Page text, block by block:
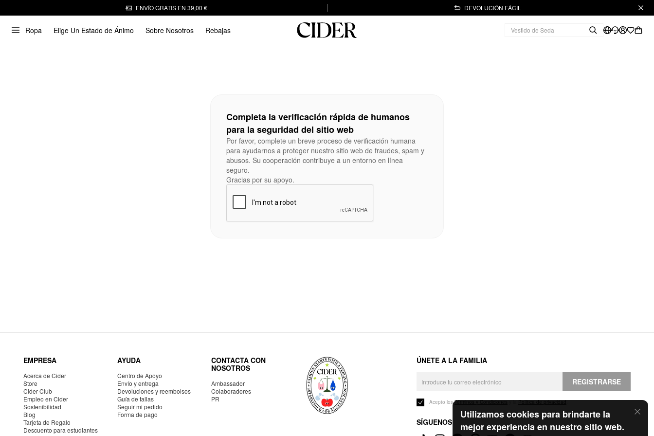
ENVÍO GRATIS EN 39,00 € DEVOLUCIÓN FÁCIL
Ropa Elige Un Estado de Ánimo Sobre Nosotros Rebajas
Utilizamos cookies para brindarte la
mejor experiencia en nuestro sitio web.
Completa la verificación rápida de humanos
para la seguridad del sitio web
Por favor, complete un breve proceso de verificación humana
para ayudarnos a proteger nuestro sitio web de fraudes, spam y
abusos. Su cooperación contribuye a un entorno en línea
seguro.
Gracias por su apoyo.
EMPRESA
Acerca de Cider
Store
Cider Club
Empleo en Cider
Sostenibilidad
Blog
Tarjeta de Regalo
Descuento para estudiantes
AYUDA
Centro de Apoyo
Envío y entrega
Devoluciones y reembolsos
Guía de tallas
Seguir mi pedido
Forma de pago
CONTACTA CON
NOSOTROS
Ambassador
Colaboradores
PR
ÚNETE A LA FAMILIA
REGISTRARSE
Acepto losTérminos y Condicionesy laPolítica de privacidad.
SÍGUENOS